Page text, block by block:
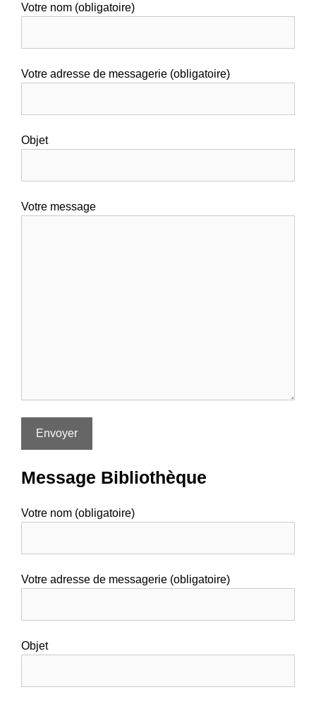
Votre nom (obligatoire)
Votre adresse de messagerie (obligatoire)
Objet
Votre message
Message Bibliothèque
Votre nom (obligatoire)
Votre adresse de messagerie (obligatoire)
Objet